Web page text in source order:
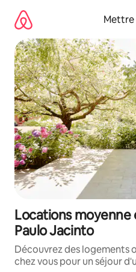
directement
contenu
Mettre
Locations
Paulo Jacinto
Découvrez des logements
chez vous pour un séjour